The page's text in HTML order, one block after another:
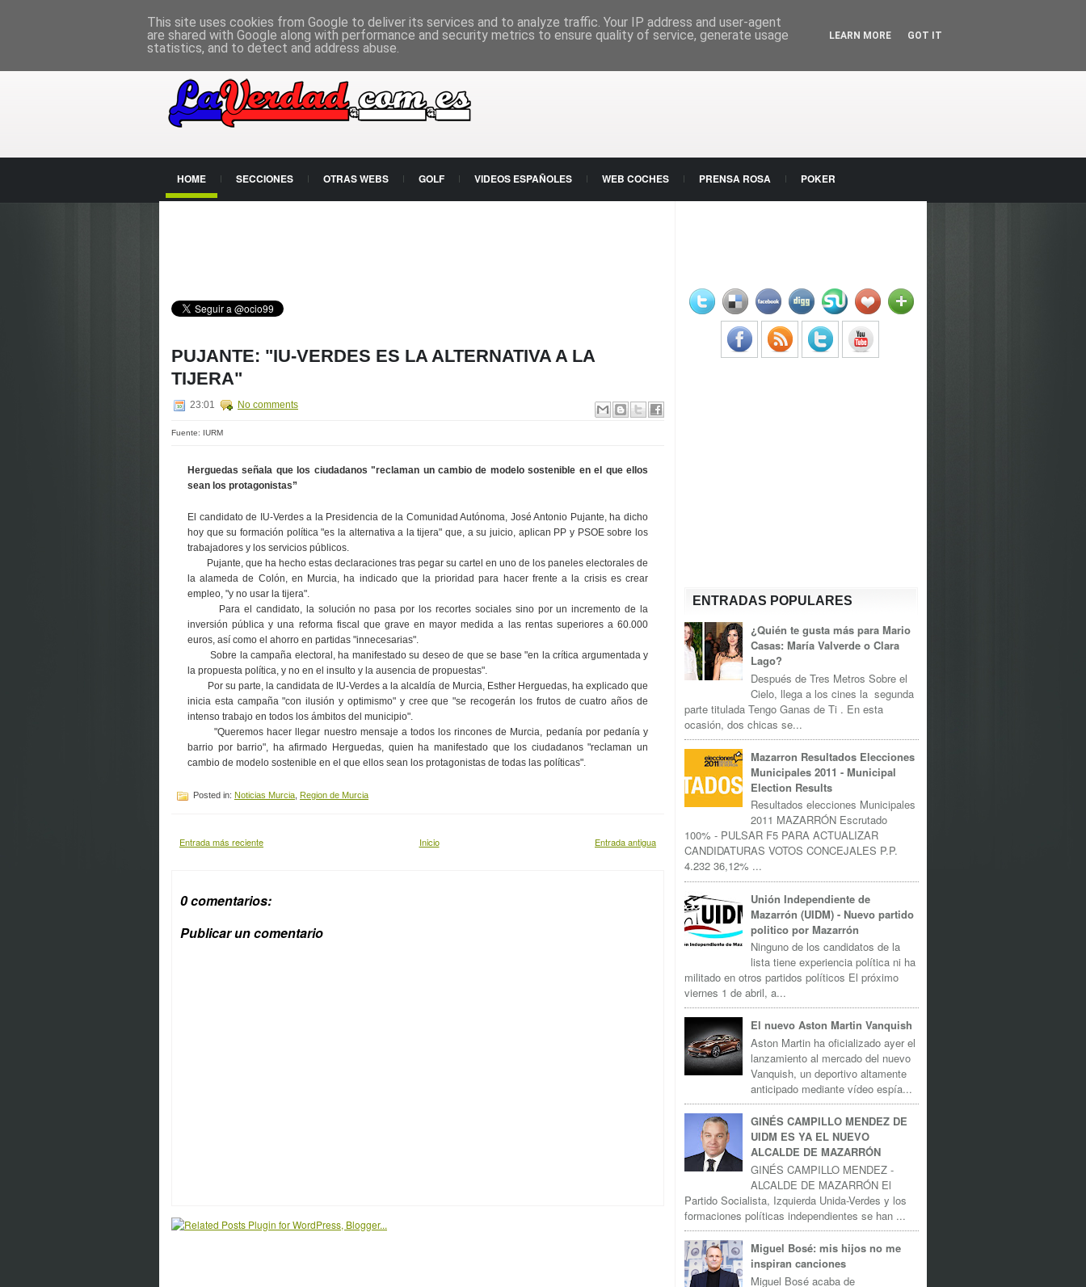
HOME SECCIONES OTRAS WEBS GOLF VIDEOS ESPAÑOLES WEB COCHES PRENSA ROSA POKER
PUJANTE: "IU-VERDES ES LA ALTERNATIVA A LA
TIJERA"
23:01 No comments
Fuente: IURM
Herguedas señala que los ciudadanos "reclaman un cambio de modelo sostenible en el que ellos
sean los protagonistas”
El candidato de IU-Verdes a la Presidencia de la Comunidad Autónoma, José Antonio Pujante, ha dicho
hoy que su formación política "es la alternativa a la tijera" que, a su juicio, aplican PP y PSOE sobre los
trabajadores y los servicios públicos.
Pujante, que ha hecho estas declaraciones tras pegar su cartel en uno de los paneles electorales de
la alameda de Colón, en Murcia, ha indicado que la prioridad para hacer frente a la crisis es crear
empleo, "y no usar la tijera".
Para el candidato, la solución no pasa por los recortes sociales sino por un incremento de la
inversión pública y una reforma fiscal que grave en mayor medida a las rentas superiores a 60.000
euros, así como el ahorro en partidas "innecesarias".
Sobre la campaña electoral, ha manifestado su deseo de que se base "en la crítica argumentada y
la propuesta política, y no en el insulto y la ausencia de propuestas".
Por su parte, la candidata de IU-Verdes a la alcaldía de Murcia, Esther Herguedas, ha explicado que
inicia esta campaña "con ilusión y optimismo" y cree que "se recogerán los frutos de cuatro años de
intenso trabajo en todos los ámbitos del municipio".
"Queremos hacer llegar nuestro mensaje a todos los rincones de Murcia, pedanía por pedanía y
barrio por barrio", ha afirmado Herguedas, quien ha manifestado que los ciudadanos "reclaman un
cambio de modelo sostenible en el que ellos sean los protagonistas de todas las políticas".
Posted in: Noticias Murcia Region de Murcia
Entrada más reciente Entrada antigua
Inicio
0 comentarios:
Publicar un comentario
ENTRADAS POPULARES
¿Quién te gusta más para Mario
Casas: María Valverde o Clara
Lago?
Después de Tres Metros Sobre el
Cielo, llega a los cines la segunda
parte titulada Tengo Ganas de Ti . En esta
ocasión, dos chicas se...
Mazarron Resultados Elecciones
Municipales 2011 - Municipal
Election Results
Resultados elecciones Municipales
2011 MAZARRÓN Escrutado
100% - PULSAR F5 PARA ACTUALIZAR
CANDIDATURAS VOTOS CONCEJALES P.P.
4.232 36,12% ...
Unión Independiente de
Mazarrón (UIDM) - Nuevo partido
politico por Mazarrón
Ninguno de los candidatos de la
lista tiene experiencia política ni ha
militado en otros partidos políticos El próximo
viernes 1 de abril, a...
El nuevo Aston Martin Vanquish
Aston Martin ha oficializado ayer el
lanzamiento al mercado del nuevo
Vanquish, un deportivo altamente
anticipado mediante vídeo espía...
GINÉS CAMPILLO MENDEZ DE
UIDM ES YA EL NUEVO
ALCALDE DE MAZARRÓN
GINÉS CAMPILLO MENDEZ -
ALCALDE DE MAZARRÓN El
Partido Socialista, Izquierda Unida-Verdes y los
formaciones políticas independientes se han ...
Miguel Bosé: mis hijos no me
inspiran canciones
Miguel Bosé acaba de
This site uses cookies from Google to deliver its services and to analyze traffic. Your IP address and user-agent
are shared with Google along with performance and security metrics to ensure quality of service, generate usage
statistics, and to detect and address abuse.
LEARN MORE GOT IT